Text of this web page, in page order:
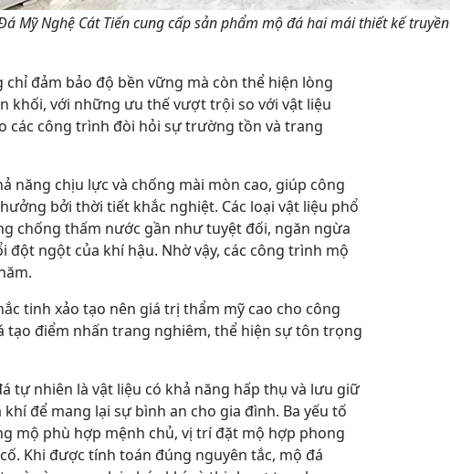
Mỹ Nghệ Cát Tiến cung cấp sản phẩm mộ đá hai mái thiết kế
đảm bảo độ bền vững mà còn thể hiện lòng
khối, với những ưu thế vượt trội so với vật liệu
các công trình đòi hỏi sự trường tồn và trang
năng chịu lực và chống mài mòn cao, giúp công
bởi thời tiết khắc nghiệt. Các loại vật liệu phổ
chống thấm nước gần như tuyệt đối, ngăn ngừa
ngột của khí hậu. Nhờ vậy, các công trình mộ
tinh xảo tạo nên giá trị thẩm mỹ cao cho công
điểm nhấn trang nghiêm, thể hiện sự tôn trọng
tự nhiên là vật liệu có khả năng hấp thụ và lưu giữ
để mang lại sự bình an cho gia đình. Ba yếu tố
mộ phù hợp mệnh chủ, vị trí đặt mộ hợp phong
Khi được tính toán đúng nguyên tắc, mộ đá